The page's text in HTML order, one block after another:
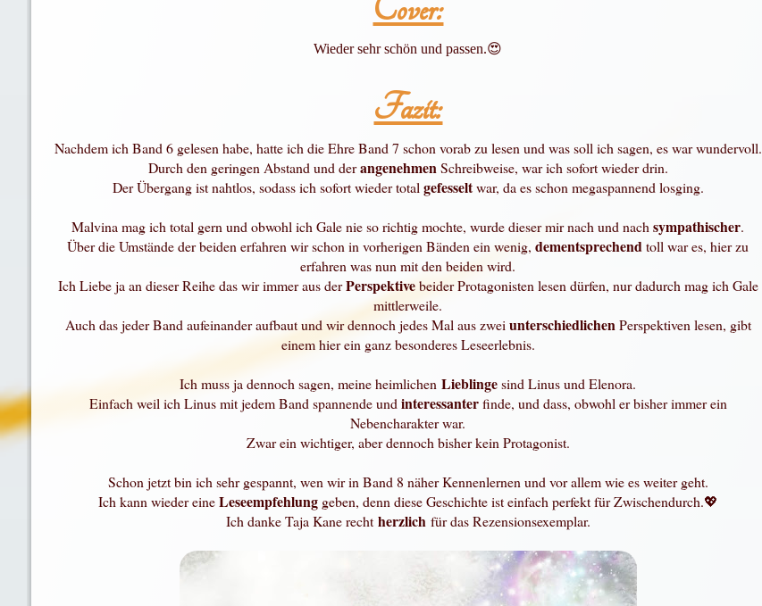
Cover:
Wieder sehr schön und passen.😍
Fazit:
Nachdem ich Band 6 gelesen habe, hatte ich die Ehre Band 7 schon vorab zu lesen und was soll ich sagen, es war wundervoll.
Durch den geringen Abstand und derangenehmenSchreibweise, war ich sofort wieder drin.
Der Übergang ist nahtlos, sodass ich sofort wieder totalgefesseltwar, da es schon megaspannend losging.
Malvina mag ich total gern und obwohl ich Gale nie so richtig mochte, wurde dieser mir nach und nachsympathischer.
Über die Umstände der beiden erfahren wir schon in vorherigen Bänden ein wenig,dementsprechendtoll war es, hier zu
erfahren was nun mit den beiden wird.
Ich Liebe ja an dieser Reihe das wir immer aus derPerspektivebeider Protagonisten lesen dürfen, nur dadurch mag ich Gale
mittlerweile.
Auch das jeder Band aufeinander aufbaut und wir dennoch jedes Mal aus zweiunterschiedlichenPerspektiven lesen, gibt
einem hier ein ganz besonderes Leseerlebnis.
Ich muss ja dennoch sagen, meine heimlichenLieblingesind Linus und Elenora.
Einfach weil ich Linus mit jedem Band spannende undinteressanterfinde, und dass, obwohl er bisher immer ein
Nebencharakter war.
Zwar ein wichtiger, aber dennoch bisher kein Protagonist.
Schon jetzt bin ich sehr gespannt, wen wir in Band 8 näher Kennenlernen und vor allem wie es weiter geht.
Ich kann wieder eineLeseempfehlung geben, denn diese Geschichte ist einfach perfekt für Zwischendurch.💖
Ich danke Taja Kane recht herzlich für das Rezensionsexemplar.